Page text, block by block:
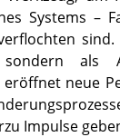
Systems –
als
neue
Impulse